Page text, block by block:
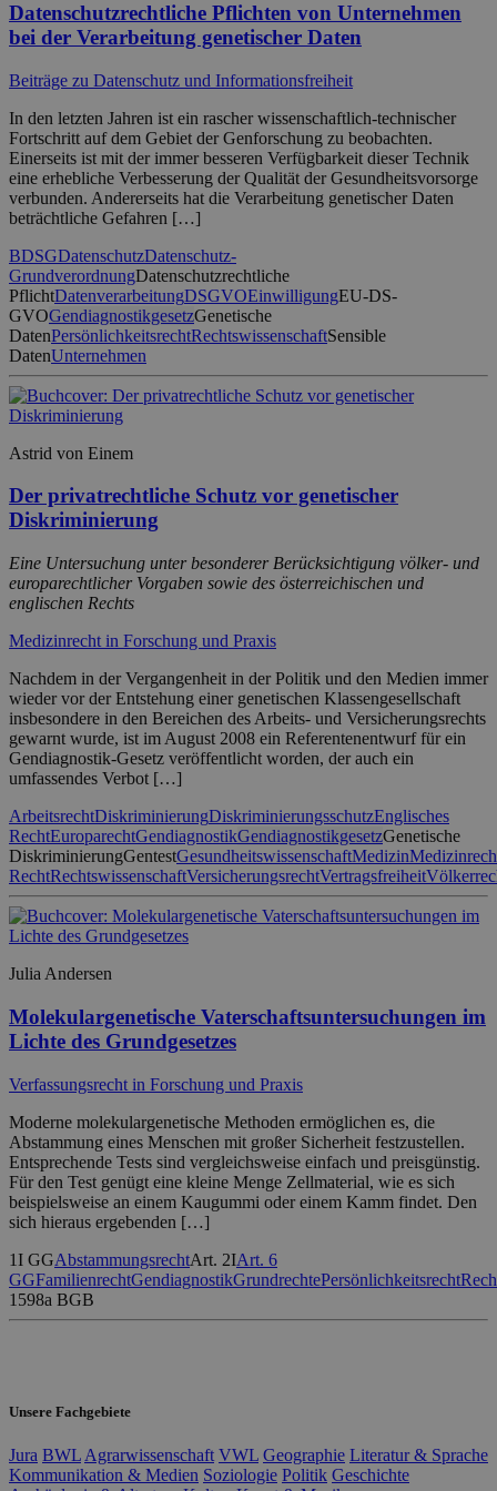
Datenschutzrechtliche Pflichten von Unternehmen
bei der Verarbeitung genetischer Daten
Beiträge zu Datenschutz und Informationsfreiheit
In den letzten Jahren ist ein rascher wissenschaftlich-technischer
Fortschritt auf dem Gebiet der Genforschung zu beobachten.
Einerseits ist mit der immer besseren Verfügbarkeit dieser Technik
eine erhebliche Verbesserung der Qualität der Gesundheitsvorsorge
verbunden. Andererseits hat die Verarbeitung genetischer Daten
beträchtliche Gefahren […]
BDSGDatenschutzDatenschutz-
GrundverordnungDatenschutzrechtliche
PflichtDatenverarbeitungDSGVOEinwilligungEU-DS-
GVOGendiagnostikgesetzGenetische
DatenPersönlichkeitsrechtRechtswissenschaftSensible
DatenUnternehmen
Astrid von Einem
Der privatrechtliche Schutz vor genetischer
Diskriminierung
Eine Untersuchung unter besonderer Berücksichtigung völker- und
europarechtlicher Vorgaben sowie des österreichischen und
englischen Rechts
Medizinrecht in Forschung und Praxis
Nachdem in der Vergangenheit in der Politik und den Medien immer
wieder vor der Entstehung einer genetischen Klassengesellschaft
insbesondere in den Bereichen des Arbeits- und Versicherungsrechts
gewarnt wurde, ist im August 2008 ein Referentenentwurf für ein
Gendiagnostik-Gesetz veröffentlicht worden, der auch ein
umfassendes Verbot […]
ArbeitsrechtDiskriminierungDiskriminierungsschutzEnglisches
RechtEuroparechtGendiagnostikGendiagnostikgesetzGenetische
DiskriminierungGentestGesundheitswissenschaftMedizin
RechtRechtswissenschaftVersicherungsrechtVertragsfreiheit
Julia Andersen
Molekulargenetische Vaterschaftsuntersuchungen im
Lichte des Grundgesetzes
Verfassungsrecht in Forschung und Praxis
Moderne molekulargenetische Methoden ermöglichen es, die
Abstammung eines Menschen mit großer Sicherheit festzustellen.
Entsprechende Tests sind vergleichsweise einfach und preisgünstig.
Für den Test genügt eine kleine Menge Zellmaterial, wie es sich
beispielsweise an einem Kaugummi oder einem Kamm findet. Den
sich hieraus ergebenden […]
1I GGAbstammungsrechtArt. 2IArt. 6
GGFamilienrechtGendiagnostikGrundrechtePersönlichkeitsrecht
1598a BGB
Unsere Fachgebiete
Jura BWL Agrarwissenschaft VWL Geographie Literatur & Sprache
Kommunikation & Medien Soziologie Politik Geschichte